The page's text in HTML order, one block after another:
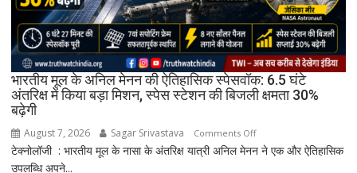
Snapdragon
4
Gen
4
के
साथ
रेंज
भारतीय मूल के अनिल मेनन की ऐतिहासिक स्पेसवॉक: 6.5 घंटे
अंतरिक्ष में किया बड़ा मिशन, स्पेस स्टेशन की बिजली क्षमता 30%
बढ़ेगी
August 7, 2026 Sagar Srivastava Comments Offon
भारतीय
टेक्नोलॉजी : भारतीय मूल के नासा के अंतरिक्ष यात्री अनिल मेनन ने एक और ऐतिहासिक
उपलब्धि अपने...